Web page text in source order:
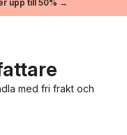
upp till 50% →
med fri frakt och